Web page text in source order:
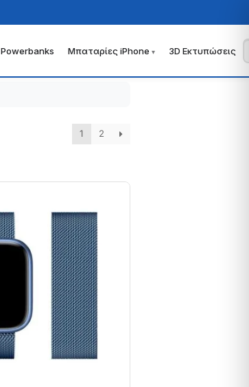
Powerbanks Μπαταρίες iPhone 3D Εκτυπώσεις
1 2